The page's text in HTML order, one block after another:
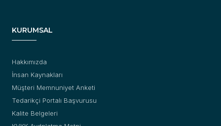
KURUMSAL
Hakkımızda
İnsan Kaynakları
Müşteri Memnuniyet Anketi
Tedarikçi Portalı Başvurusu
Kalite Belgeleri